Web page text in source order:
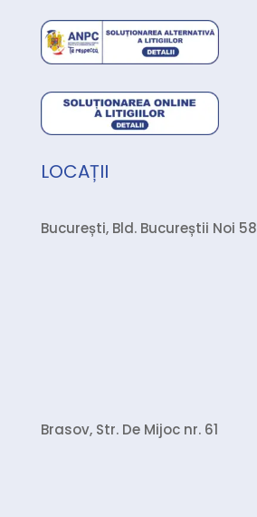
LOCAȚII
București, Bld. Bucureștii Noi 58
Brasov, Str. De Mijoc nr. 61